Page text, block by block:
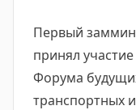
Первый
принял
Форума
транспортных